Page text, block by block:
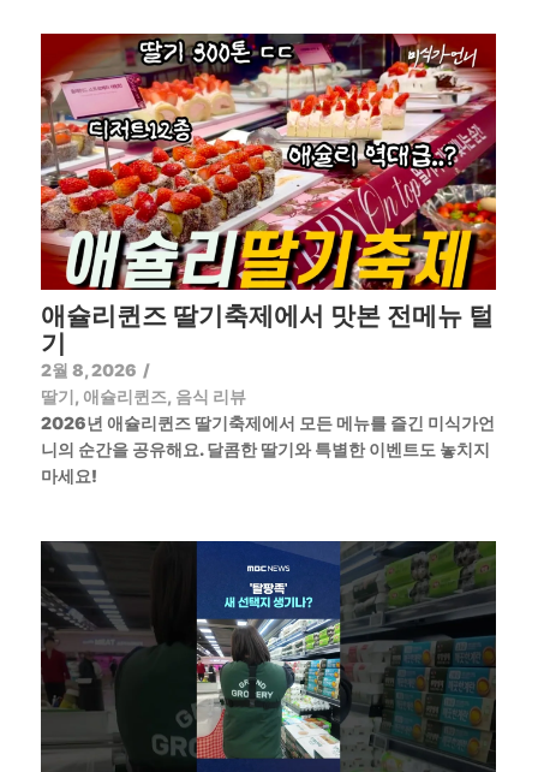
애슐리퀸즈 딸기축제에서 맛본 전메뉴 털
기
2월 8, 2026 /
딸기, 애슐리퀸즈, 음식 리뷰
2026년 애슐리퀸즈 딸기축제에서 모든 메뉴를 즐긴 미식가언
니의 순간을 공유해요. 달콤한 딸기와 특별한 이벤트도 놓치지
마세요!